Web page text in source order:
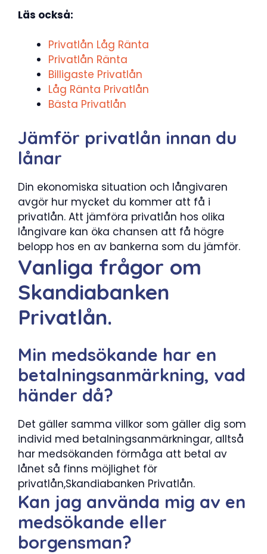
Läs också:
Privatlån Låg Ränta
Privatlån Ränta
Billigaste Privatlån
Låg Ränta Privatlån
Bästa Privatlån
Jämför privatlån innan du
lånar
Din ekonomiska situation och långivaren
avgör hur mycket du kommer att få i
privatlån. Att jämföra privatlån hos olika
långivare kan öka chansen att få högre
belopp hos en av bankerna som du jämför.
Vanliga frågor om
Skandiabanken
Privatlån.
Min medsökande har en
betalningsanmärkning, vad
händer då?
Det gäller samma villkor som gäller dig som
individ med betalningsanmärkningar, alltså
har medsökanden förmåga att betal av
lånet så finns möjlighet för
privatlån,Skandiabanken Privatlån.
Kan jag använda mig av en
medsökande eller
borgensman?